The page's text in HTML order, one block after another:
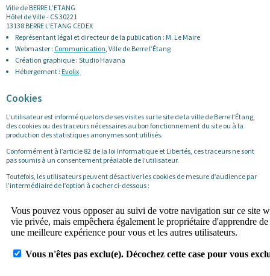
Ville de BERRE L’ETANG
Hôtel de Ville - CS 30221
13138 BERRE L’ETANG CEDEX
Représentant légal et directeur de la publication : M. Le Maire
Webmaster : Communication , Ville de Berre l’Étang
Création graphique : Studio Havana
Hébergement : Evolix
Cookies
L’utilisateur est informé que lors de ses visites sur le site de la ville de Berre l’Étang,
des cookies ou des traceurs nécessaires au bon fonctionnement du site ou à la
production des statistiques anonymes sont utilisés.
Conformément à l’article 82 de la loi Informatique et Libertés, ces traceurs ne sont
pas soumis à un consentement préalable de l’utilisateur.
Toutefois, les utilisateurs peuvent désactiver les cookies de mesure d’audience par
l’intermédiaire de l’option à cocher ci-dessous :